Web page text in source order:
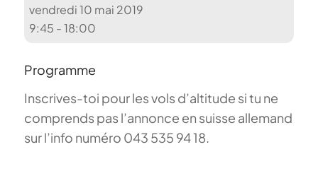
vendredi 10 mai 2019
9:45 - 18:00
Programme
Inscrives-toi pour les vols d’altitude si tu ne
comprends pas l’annonce en suisse allemand
sur l’info numéro 043 535 94 18.